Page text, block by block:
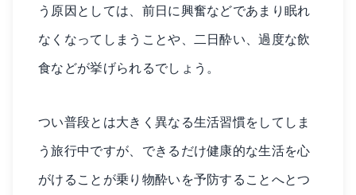
う原因としては、前日に興奮などであまり眠れ
なくなってしまうことや、二日酔い、過度な飲
食などが挙げられるでしょう。
つい普段とは大きく異なる生活習慣をしてしま
う旅行中ですが、できるだけ健康的な生活を心
がけることが乗り物酔いを予防することへとつ